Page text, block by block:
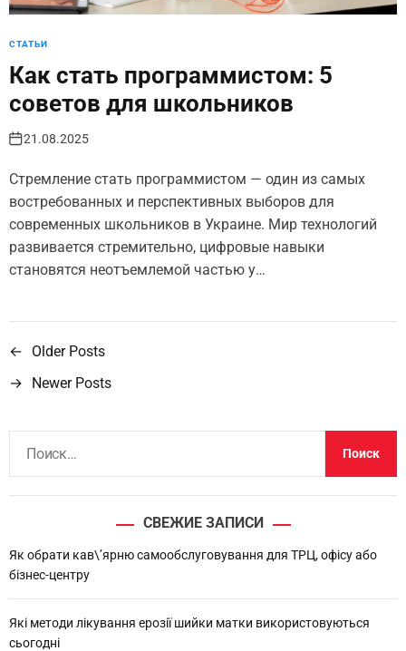
СТАТЬИ
Как стать программистом: 5
советов для школьников
21.08.2025
Стремление стать программистом — один из самых
востребованных и перспективных выборов для
современных школьников в Украине. Мир технологий
развивается стремительно, цифровые навыки
становятся неотъемлемой частью у…
Н
а
в
г
ц
и
я
←
Older Posts
→
Newer Posts
:
СВЕЖИЕ ЗАПИСИ
Як обрати кав\’ярню самообслуговування для ТРЦ, офісу або
бізнес-центру
Які методи лікування ерозії шийки матки використовуються
сьогодні